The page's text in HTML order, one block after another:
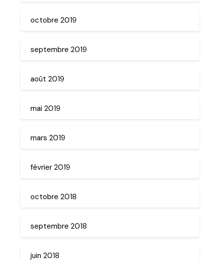
octobre 2019
septembre 2019
août 2019
mai 2019
mars 2019
février 2019
octobre 2018
septembre 2018
juin 2018